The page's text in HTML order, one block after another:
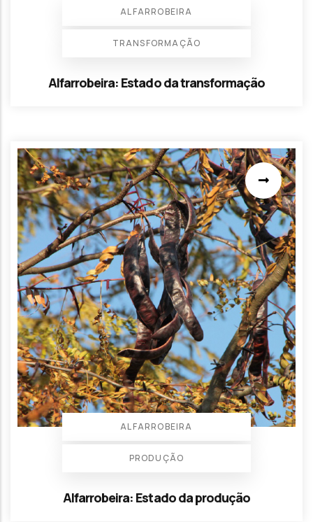
ALFARROBEIRA
TRANSFORMAÇÃO
Alfarrobeira: Estado da transformação
ALFARROBEIRA
PRODUÇÃO
Alfarrobeira: Estado da produção